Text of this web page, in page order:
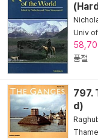
Univ
품절
797.
d)